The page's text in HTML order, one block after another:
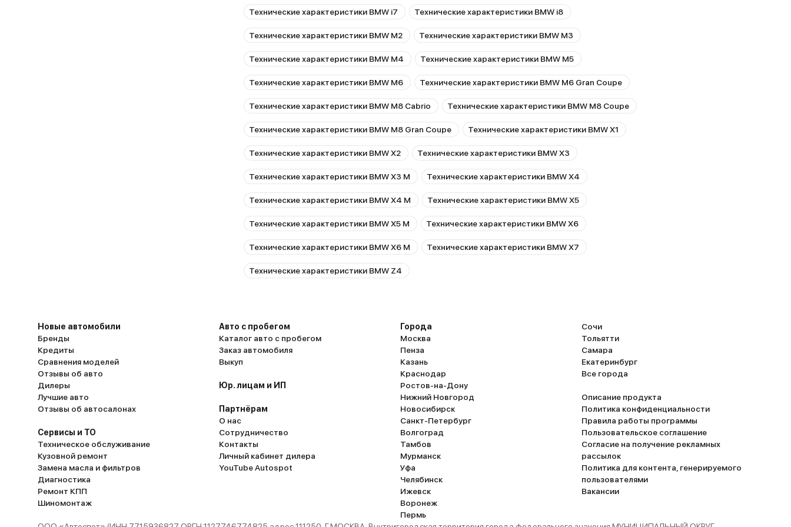
Технические характеристики BMW i7 Технические характеристики BMW i8
Технические характеристики BMW M2 Технические характеристики BMW M3
Технические характеристики BMW M4 Технические характеристики BMW M5
Технические характеристики BMW M6 Технические характеристики BMW M6 Gran Coupe
Технические характеристики BMW M8 Cabrio Технические характеристики BMW M8 Coupe
Технические характеристики BMW M8 Gran Coupe Технические характеристики BMW X1
Технические характеристики BMW X2 Технические характеристики BMW X3
Технические характеристики BMW X3 M Технические характеристики BMW X4
Технические характеристики BMW X4 M Технические характеристики BMW X5
Технические характеристики BMW X5 M Технические характеристики BMW X6
Технические характеристики BMW X6 M Технические характеристики BMW X7
Технические характеристики BMW Z4
Новые автомобили
Бренды
Кредиты
Сравнения моделей
Отзывы об авто
Дилеры
Лучшие авто
Отзывы об автосалонах
Сервисы и ТО
Техническое обслуживание
Кузовной ремонт
Замена масла и фильтров
Диагностика
Ремонт КПП
Шиномонтаж
Авто с пробегом
Каталог авто с пробегом
Заказ автомобиля
Выкуп
Юр. лицам и ИП
Партнёрам
О нас
Сотрудничество
Контакты
Личный кабинет дилера
YouTube Autospot
Города
Москва
Пенза
Казань
Краснодар
Ростов-на-Дону
Нижний Новгород
Новосибирск
Санкт-Петербург
Волгоград
Тамбов
Мурманск
Уфа
Челябинск
Ижевск
Воронеж
Пермь
Сочи
Тольятти
Самара
Екатеринбург
Все города
Описание продукта
Политика конфиденциальности
Правила работы программы
Пользовательское соглашение
Согласие на получение рекламных
рассылок
Политика для контента, генерируемого
пользователями
Вакансии